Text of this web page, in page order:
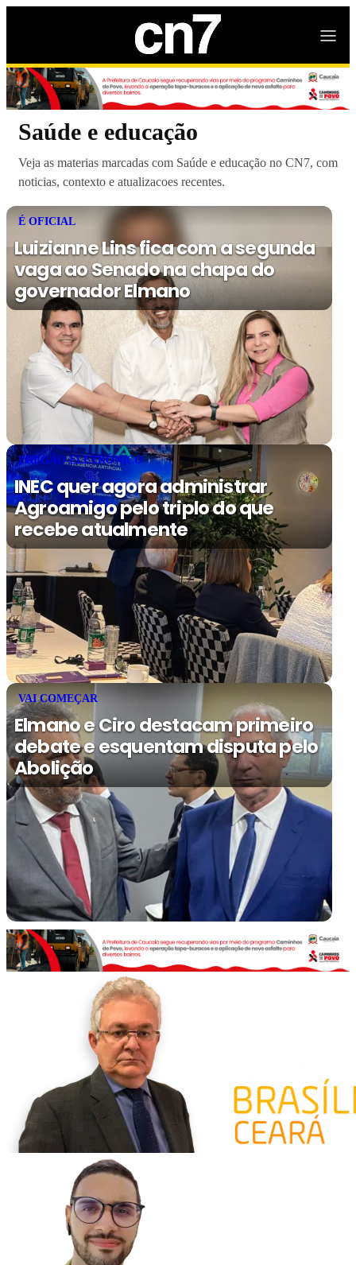
Saúde e educação
Veja as materias marcadas com Saúde e educação no CN7, com
noticias, contexto e atualizacoes recentes.
É OFICIAL
Luizianne Lins fica com a segunda
vaga ao Senado na chapa do
governador Elmano
PREGÃO ELETRÔNICO
INEC quer agora administrar
Agroamigo pelo triplo do que
recebe atualmente
VAI COMEÇAR
Elmano e Ciro destacam primeiro
debate e esquentam disputa pelo
Abolição